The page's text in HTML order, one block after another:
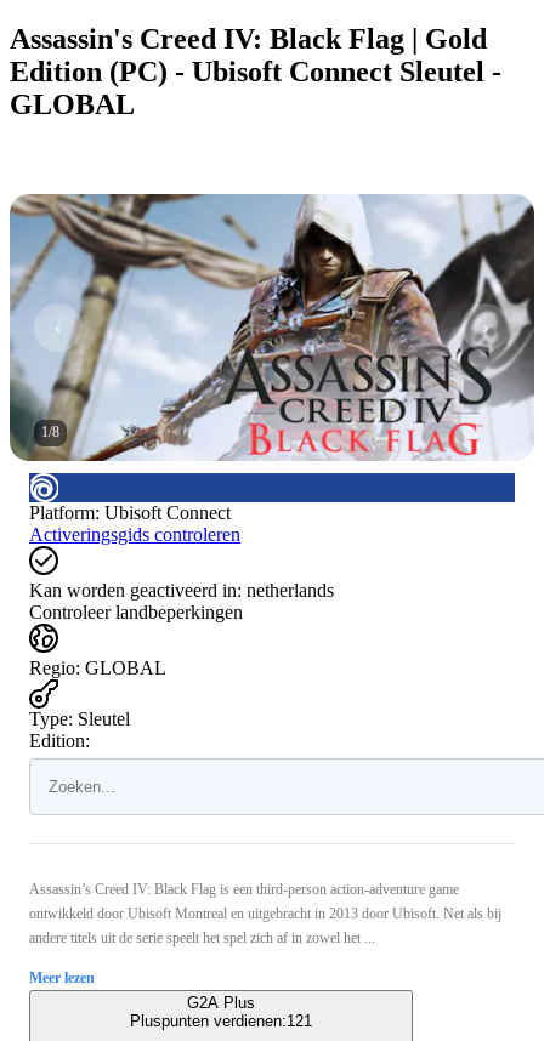
Assassin's Creed IV: Black Flag | Gold
Edition (PC) - Ubisoft Connect Sleutel -
GLOBAL
1/8
Platform: Ubisoft Connect
Activeringsgids controleren
Kan worden geactiveerd in: netherlands
Controleer landbeperkingen
Regio: GLOBAL
Type: Sleutel
Edition:
Assassin’s Creed IV: Black Flag is een third-person action-adventure game
ontwikkeld door Ubisoft Montreal en uitgebracht in 2013 door Ubisoft. Net als bij
andere titels uit de serie speelt het spel zich af in zowel het ...
Meer lezen
G2A Plus
Pluspunten verdienen:121